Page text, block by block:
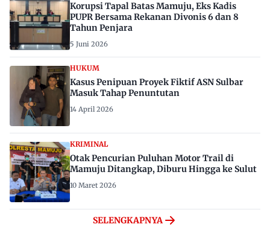
Korupsi Tapal Batas Mamuju, Eks Kadis
PUPR Bersama Rekanan Divonis 6 dan 8
Tahun Penjara
5 Juni 2026
HUKUM
Kasus Penipuan Proyek Fiktif ASN Sulbar
Masuk Tahap Penuntutan
14 April 2026
KRIMINAL
Otak Pencurian Puluhan Motor Trail di
Mamuju Ditangkap, Diburu Hingga ke Sulut
10 Maret 2026
SELENGKAPNYA